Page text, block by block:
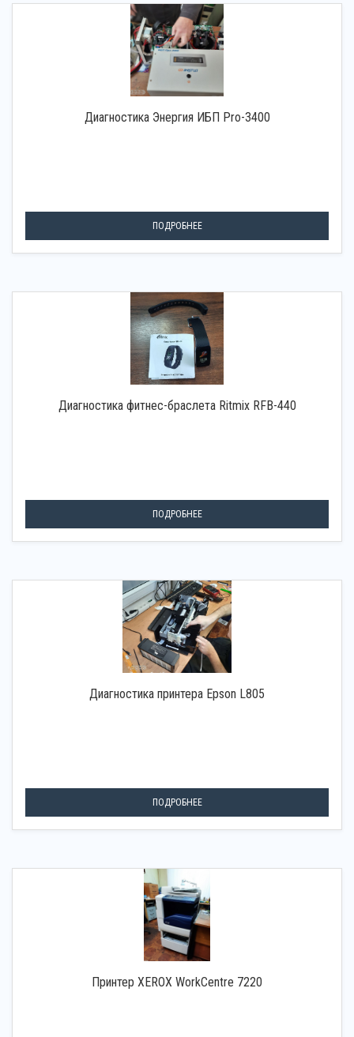
Диагностика Энергия ИБП Pro-3400
ПОДРОБНЕЕ
Диагностика фитнес-браслета Ritmix RFB-440
ПОДРОБНЕЕ
Диагностика принтера Epson L805
ПОДРОБНЕЕ
Принтер XEROX WorkCentre 7220